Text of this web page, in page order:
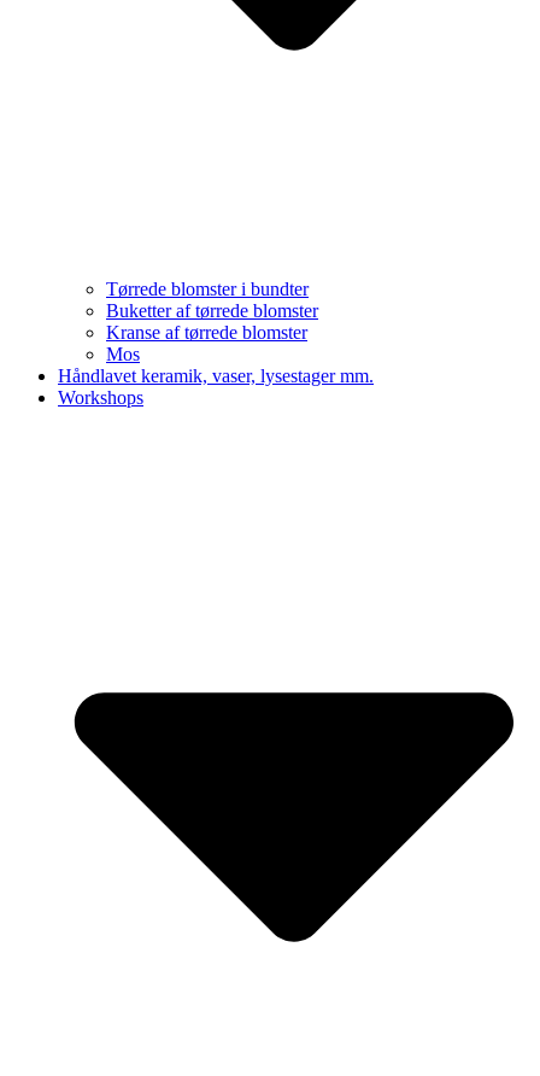
Tørrede blomster i bundter
Buketter af tørrede blomster
Kranse af tørrede blomster
Mos
Håndlavet keramik, vaser, lysestager mm.
Workshops